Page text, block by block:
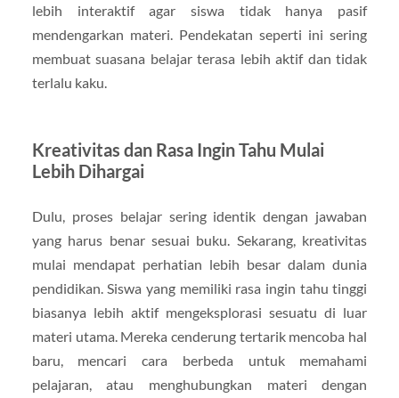
lebih interaktif agar siswa tidak hanya pasif
mendengarkan materi. Pendekatan seperti ini sering
membuat suasana belajar terasa lebih aktif dan tidak
terlalu kaku.
Kreativitas dan Rasa Ingin Tahu Mulai
Lebih Dihargai
Dulu, proses belajar sering identik dengan jawaban
yang harus benar sesuai buku. Sekarang, kreativitas
mulai mendapat perhatian lebih besar dalam dunia
pendidikan. Siswa yang memiliki rasa ingin tahu tinggi
biasanya lebih aktif mengeksplorasi sesuatu di luar
materi utama. Mereka cenderung tertarik mencoba hal
baru, mencari cara berbeda untuk memahami
pelajaran, atau menghubungkan materi dengan